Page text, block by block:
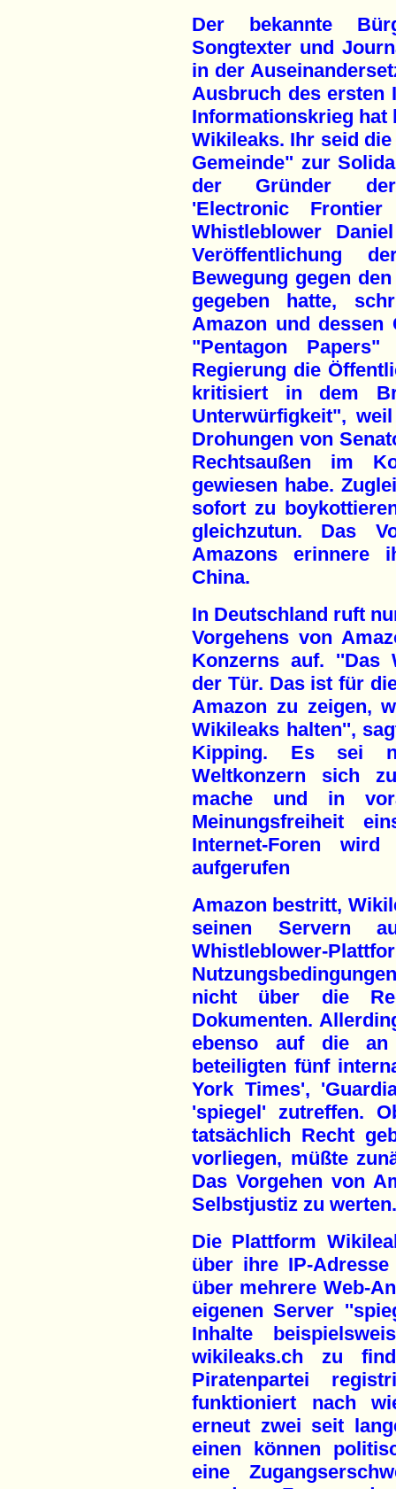
Der bekannte
Songtexter und
in der
Ausbruch des ersten
Informationskrieg hat
Wikileaks. Ihr seid
Gemeinde" zur
der Gründer der
'Electronic
Whistleblower
Veröffentlichung
Bewegung gegen
gegeben hatte,
Amazon und dessen
"Pentagon
Regierung die
kritisiert in dem
Unterwürfigkeit",
Drohungen von
Rechtsaußen im
gewiesen habe.
sofort zu
gleichzutun. Das
Amazons erinnere
China.
In Deutschland ruft
Vorgehens von
Konzerns auf. ''Das
der Tür. Das ist für
Amazon zu zeigen,
Wikileaks halten'',
Kipping. Es sei
Weltkonzern sich
mache und in
Meinungsfreiheit
Internet-Foren
aufgerufen
Amazon bestritt,
seinen Servern
Whistleblower-
nicht über die
Dokumenten.
ebenso auf die an
beteiligten fünf
York Times',
'spiegel' zutreffen.
tatsächlich Recht
vorliegen, müßte
Das Vorgehen von
Selbstjustiz zu werten.
Die Plattform
über ihre IP-Adresse
über mehrere Web-
eigenen Server
Inhalte
wikileaks.ch zu
Piratenpartei
funktioniert nach
erneut zwei seit
einen können
eine